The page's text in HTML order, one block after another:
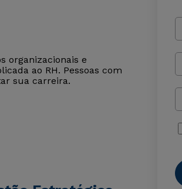
organizacionais e
ao RH. Pessoas com
sua carreira.